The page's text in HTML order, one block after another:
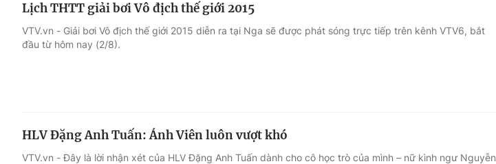
Lịch THTT giải bơi Vô địch thế giới 2015
VTV.vn - Giải bơi Vô địch thế giới 2015 diễn ra tại Nga sẽ được phát sóng trực tiếp trên kênh VTV6, bắt
đầu từ hôm nay (2/8).
HLV Đặng Anh Tuấn: Ánh Viên luôn vượt khó
VTV.vn - Đây là lời nhận xét của HLV Đặng Anh Tuấn dành cho cô học trò của mình – nữ kình ngư Nguyễn